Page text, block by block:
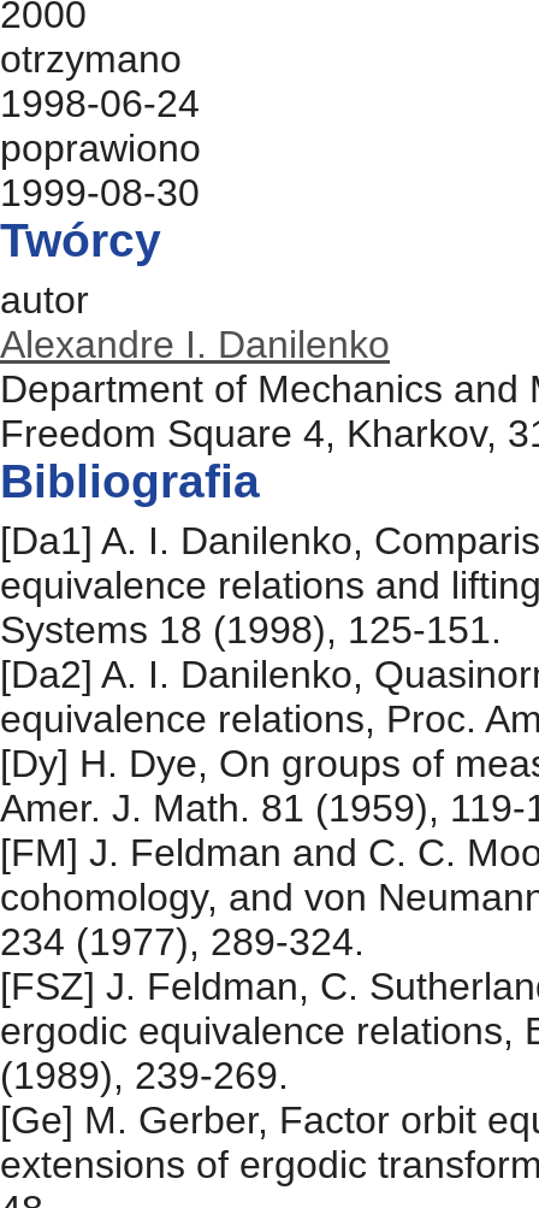
2000
otrzymano
1998-06-24
poprawiono
1999-08-30
Twórcy
autor
Alexandre I. Danilenko
Department of Mechanics and
Freedom Square 4, Kharkov,
Bibliografia
[Da1] A. I. Danilenko,
equivalence relations and
Systems 18 (1998), 125-151.
[Da2] A. I. Danilenko,
equivalence relations, Proc.
[Dy] H. Dye, On groups of
Amer. J. Math. 81 (1959), 119-
[FM] J. Feldman and C. C.
cohomology, and von
234 (1977), 289-324.
[FSZ] J. Feldman, C.
ergodic equivalence relations,
(1989), 239-269.
[Ge] M. Gerber, Factor orbit
extensions of ergodic